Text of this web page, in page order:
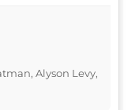
Alyson Levy,